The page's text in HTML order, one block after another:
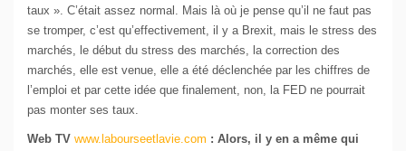
taux ». C’était assez normal. Mais là où je pense qu’il ne faut pas
se tromper, c’est qu’effectivement, il y a Brexit, mais le stress des
marchés, le début du stress des marchés, la correction des
marchés, elle est venue, elle a été déclenchée par les chiffres de
l’emploi et par cette idée que finalement, non, la FED ne pourrait
pas monter ses taux.
Web TV www.labourseetlavie.com : Alors, il y en a même qui